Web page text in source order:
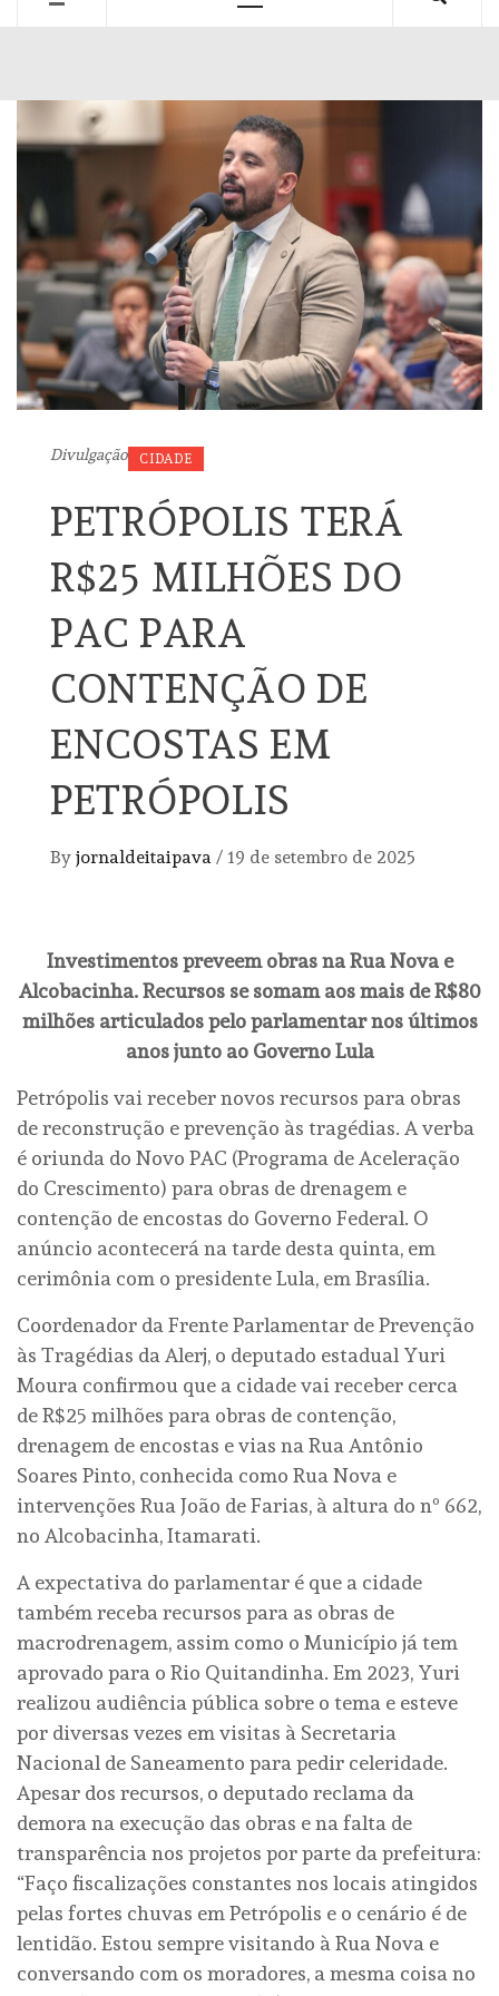
Divulgação CIDADE
PETRÓPOLIS TERÁ
R$25 MILHÕES DO
PAC PARA
CONTENÇÃO DE
ENCOSTAS EM
PETRÓPOLIS
By jornaldeitaipava / 19 de setembro de 2025
Investimentos preveem obras na Rua Nova e
Alcobacinha. Recursos se somam aos mais de R$80
milhões articulados pelo parlamentar nos últimos
anos junto ao Governo Lula
Petrópolis vai receber novos recursos para obras
de reconstrução e prevenção às tragédias. A verba
é oriunda do Novo PAC (Programa de Aceleração
do Crescimento) para obras de drenagem e
contenção de encostas do Governo Federal. O
anúncio acontecerá na tarde desta quinta, em
cerimônia com o presidente Lula, em Brasília.
Coordenador da Frente Parlamentar de Prevenção
às Tragédias da Alerj, o deputado estadual Yuri
Moura confirmou que a cidade vai receber cerca
de R$25 milhões para obras de contenção,
drenagem de encostas e vias na Rua Antônio
Soares Pinto, conhecida como Rua Nova e
intervenções Rua João de Farias, à altura do nº 662,
no Alcobacinha, Itamarati.
A expectativa do parlamentar é que a cidade
também receba recursos para as obras de
macrodrenagem, assim como o Município já tem
aprovado para o Rio Quitandinha. Em 2023, Yuri
realizou audiência pública sobre o tema e esteve
por diversas vezes em visitas à Secretaria
Nacional de Saneamento para pedir celeridade.
Apesar dos recursos, o deputado reclama da
demora na execução das obras e na falta de
transparência nos projetos por parte da prefeitura:
“Faço fiscalizações constantes nos locais atingidos
pelas fortes chuvas em Petrópolis e o cenário é de
lentidão. Estou sempre visitando à Rua Nova e
conversando com os moradores, a mesma coisa no